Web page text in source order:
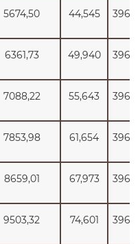
5674,50 44,545
6361,73 49,940
7088,22 55,643
7853,98 61,654
8659,01 67,973
9503,32 74,601